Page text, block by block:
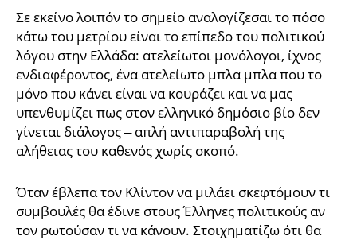
Σε εκείνο λοιπόν το σημείο αναλογίζεσαι το πόσο
κάτω του μετρίου είναι το επίπεδο του πολιτικού
λόγου στην Ελλάδα: ατελείωτοι μονόλογοι, ίχνος
ενδιαφέροντος, ένα ατελείωτο μπλα μπλα που το
μόνο που κάνει είναι να κουράζει και να μας
υπενθυμίζει πως στον ελληνικό δημόσιο βίο δεν
γίνεται διάλογος – απλή αντιπαραβολή της
αλήθειας του καθενός χωρίς σκοπό.
Όταν έβλεπα τον Κλίντον να μιλάει σκεφτόμουν τι
συμβουλές θα έδινε στους Έλληνες πολιτικούς αν
τον ρωτούσαν τι να κάνουν. Στοιχηματίζω ότι θα